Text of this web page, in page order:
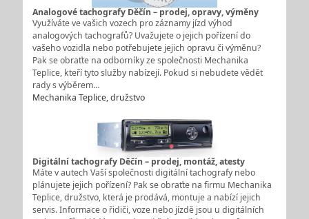
Analogové tachografy Děčín – prodej, opravy, výměny
Využíváte ve vašich vozech pro záznamy jízd výhod
analogových tachografů? Uvažujete o jejich pořízení do
vašeho vozidla nebo potřebujete jejich opravu či výměnu?
Pak se obraťte na odborníky ze společnosti Mechanika
Teplice, kteří tyto služby nabízejí. Pokud si nebudete vědět
rady s výběrem…
Mechanika Teplice, družstvo
Digitální tachografy Děčín – prodej, montáž, atesty
Máte v autech Vaší společnosti digitální tachografy nebo
plánujete jejich pořízení? Pak se obraťte na firmu Mechanika
Teplice, družstvo, která je prodává, montuje a nabízí jejich
servis. Informace o řidiči, voze nebo jízdě jsou u digitálních